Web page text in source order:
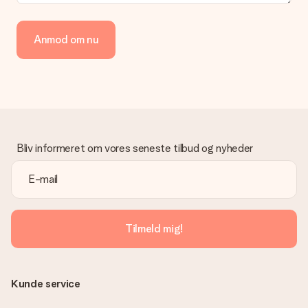
Anmod om nu
Bliv informeret om vores seneste tilbud og nyheder
Tilmeld mig!
Kunde service